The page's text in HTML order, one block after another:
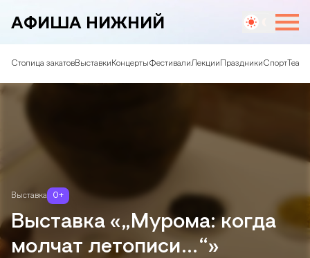
АФИША НИЖНИЙ
Столица закатовВыставкиКонцертыФестивалиЛекции ПраздникиСпорт
Выставка 0+
Выставка «„Мурома: когда
молчат летописи…“»